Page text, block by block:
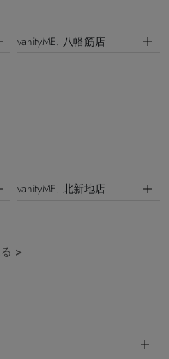
vanityME. 八幡筋店
vanityME. 北新地店
>